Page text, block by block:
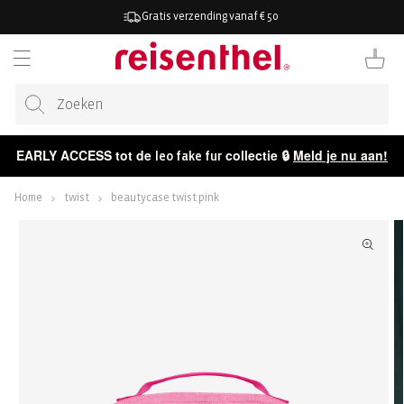
Gratis verzending vanaf € 50
EARLY ACCESS tot de leo fake fur collectie 🔒 Meld je nu aan!
Home twist beautycase twist pink